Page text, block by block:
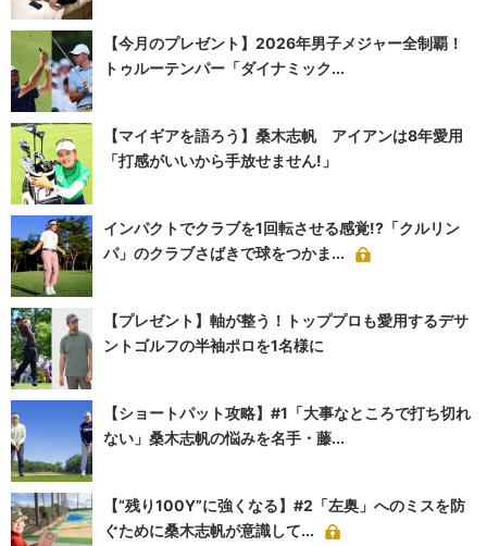
【今月のプレゼント】2026年男子メジャー全制覇！
トゥルーテンパー「ダイナミック...
【マイギアを語ろう】桑木志帆 アイアンは8年愛用
「打感がいいから手放せません!」
インパクトでクラブを1回転させる感覚!?「クルリン
パ」のクラブさばきで球をつかま...
【プレゼント】軸が整う！トッププロも愛用するデサ
ントゴルフの半袖ポロを1名様に
【ショートパット攻略】#1「大事なところで打ち切れ
ない」桑木志帆の悩みを名手・藤...
【“残り100Y”に強くなる】#2「左奥」へのミスを防
ぐために桑木志帆が意識して...